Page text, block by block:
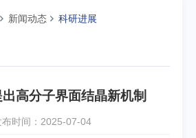
新闻动态 科研进展
高分子界面结晶新机制
布时间：2025-07-04